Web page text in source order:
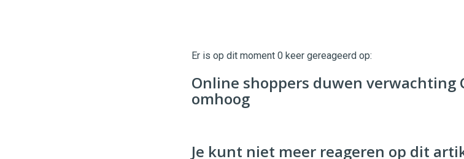
Er is op dit moment 0 keer gereageerd op:
Online shoppers duwen verwachting
omhoog
Je kunt niet meer reageren op dit